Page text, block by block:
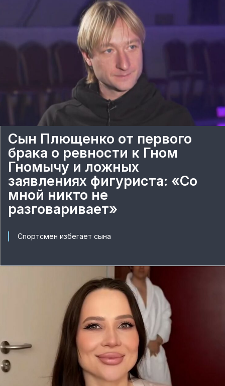
Сын Плющенко от первого
брака о ревности к Гном
Гномычу и ложных
заявлениях фигуриста: «Со
мной никто не
разговаривает»
Спортсмен избегает сына